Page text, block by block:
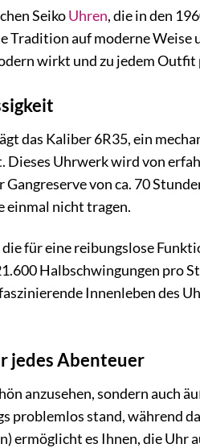
SeikoUhren, die in den
auf moderne Weise
wirkt und zu jedem Outfit
das Kaliber 6R35, ein
Dieses Uhrwerk wird von
von ca. 70
einmal nicht tragen.
für eine reibungslose
Halbschwingungen pro
Innenleben
jedes Abenteuer
anzusehen, sondern auch
problemlos stand, während
ermöglicht es Ihnen, die Uhr